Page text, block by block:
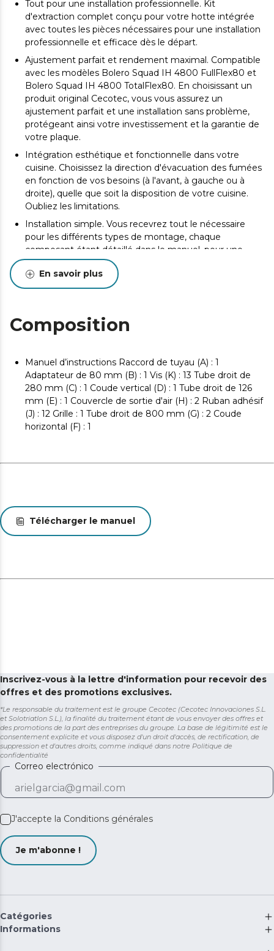
Tout pour une installation professionnelle. Kit
d'extraction complet conçu pour votre hotte intégrée
avec toutes les pièces nécessaires pour une installation
professionnelle et efficace dès le départ.
Ajustement parfait et rendement maximal. Compatible
avec les modèles Bolero Squad IH 4800 FullFlex80 et
Bolero Squad IH 4800 TotalFlex80. En choisissant un
produit original Cecotec, vous vous assurez un
ajustement parfait et une installation sans problème,
protégeant ainsi votre investissement et la garantie de
votre plaque.
Intégration esthétique et fonctionnelle dans votre
cuisine. Choisissez la direction d'évacuation des fumées
en fonction de vos besoins (à l'avant, à gauche ou à
droite), quelle que soit la disposition de votre cuisine.
Oubliez les limitations.
Installation simple. Vous recevrez tout le nécessaire
pour les différents types de montage, chaque
composant étant détaillé dans le manuel, pour une
installation intuitive, rapide et réussie, même si vous
n'êtes pas un expert.
En savoir plus
Composition
Manuel d’instructions Raccord de tuyau (A) : 1
Adaptateur de 80 mm (B) : 1 Vis (K) : 13 Tube droit de
280 mm (C) : 1 Coude vertical (D) : 1 Tube droit de 126
mm (E) : 1 Couvercle de sortie d'air (H) : 2 Ruban adhésif
(J) : 12 Grille : 1 Tube droit de 800 mm (G) : 2 Coude
horizontal (F) : 1
Télécharger le manuel
Inscrivez-vous à la lettre d'information pour recevoir des
offres et des promotions exclusives.
*Le responsable du traitement est le groupe Cecotec (Cecotec Innovaciones S.L.
et Solotriatlon S.L.), la finalité du traitement étant de vous envoyer des offres et
des promotions de la part des entreprises du groupe. La base de légitimité est le
consentement explicite et vous disposez d'un droit d'accès, de rectification, de
suppression et d'autres droits, comme indiqué dans notre Politique de
confidentialité
Correo electrónico
J'accepte la Conditions générales
Je m'abonne !
Catégories
Informations